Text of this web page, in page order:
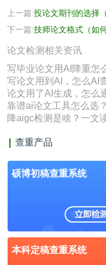
上一篇:投论文期刊的选择
下一篇:技师论文格式（如
论文检测相关资讯
写毕业论文用AI降重怎
写论文用到AI，怎么AI
论文用了AI生成，怎么
靠谱ai论文工具怎么选
降aigc检测是啥？一文
查重产品
硕博初稿查重系统
本科定稿查重系统